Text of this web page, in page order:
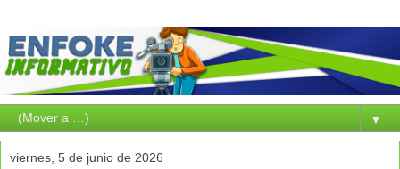
▼
viernes, 5 de junio de 2026